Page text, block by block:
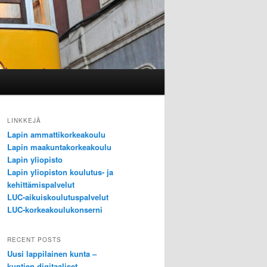
LINKKEJÄ
Lapin ammattikorkeakoulu
Lapin maakuntakorkeakoulu
Lapin yliopisto
Lapin yliopiston koulutus- ja
kehittämispalvelut
LUC-aikuiskoulutuspalvelut
LUC-korkeakoulukonserni
RECENT POSTS
Uusi lappilainen kunta –